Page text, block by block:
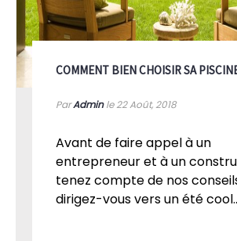
COMMENT BIEN CHOISIR SA
ParAdminle 22Août, 2018
Avant de faire appel à un
entrepreneur et à un
tenez compte de nos
dirigez-vous vers un été